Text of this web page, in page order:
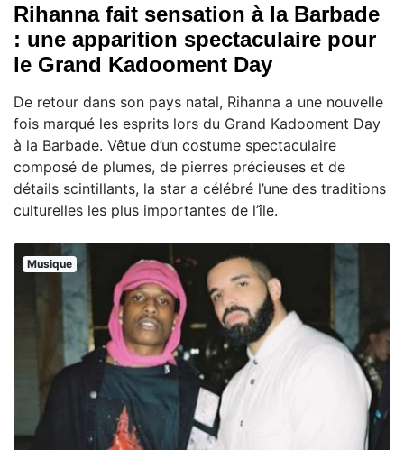
Rihanna fait sensation à la Barbade
: une apparition spectaculaire pour
le Grand Kadooment Day
De retour dans son pays natal, Rihanna a une nouvelle
fois marqué les esprits lors du Grand Kadooment Day
à la Barbade. Vêtue d’un costume spectaculaire
composé de plumes, de pierres précieuses et de
détails scintillants, la star a célébré l’une des traditions
culturelles les plus importantes de l’île.
Musique